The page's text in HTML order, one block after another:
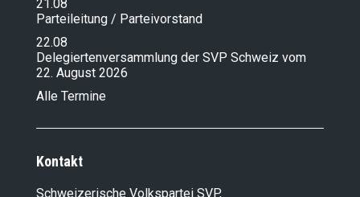
21.08
Parteileitung / Parteivorstand
22.08
Delegiertenversammlung der SVP Schweiz vom
22. August 2026
Alle Termine
Kontakt
Schweizerische Volkspartei SVP,